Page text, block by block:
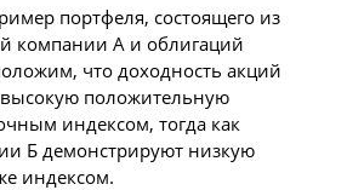
портфеля, состоящего из
компании А и облигаций
что доходность акций
положительную
индексом, тогда как
Б демонстрируют низкую
индексом.